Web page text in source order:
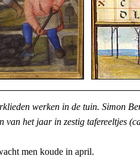
werken in de tuin. Simon
van het jaar in zestig tafereeltjes
men koude in april.